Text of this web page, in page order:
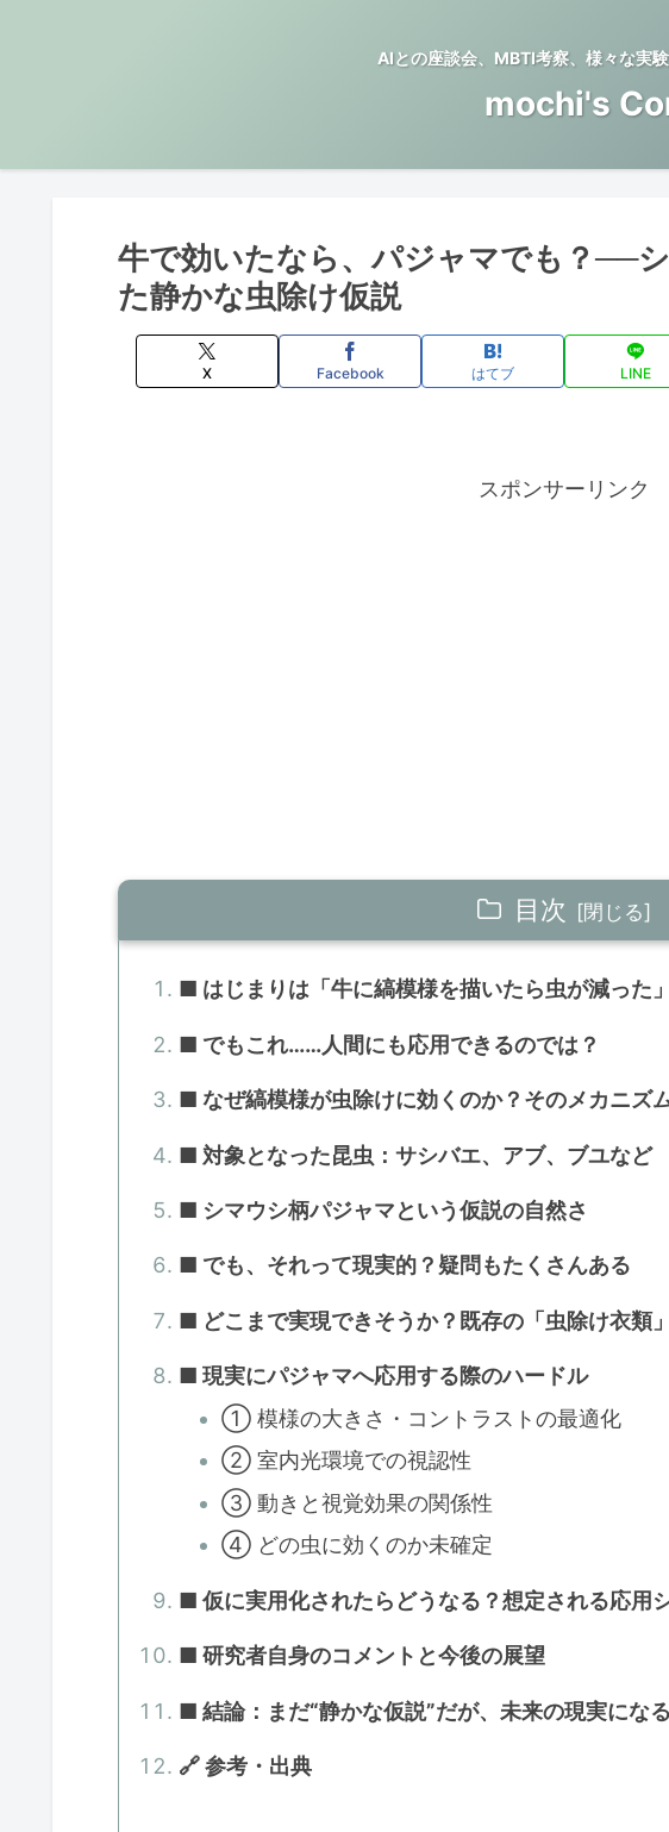
AIとの座談会、MBTI考察、様々な実
mochi's
牛で効いたなら、パジャマでも？──
た静かな虫除け仮説
X Facebook はてブ LINE
スポンサーリンク
目次
■ はじまりは「牛に縞模様を描いたら虫が減った
■ でもこれ……人間にも応用できるのでは？
■ なぜ縞模様が虫除けに効くのか？そのメカニズ
■ 対象となった昆虫：サシバエ、アブ、ブユなど
■ シマウシ柄パジャマという仮説の自然さ
■ でも、それって現実的？疑問もたくさんある
■ どこまで実現できそうか？既存の「虫除け衣類
■ 現実にパジャマへ応用する際のハードル
① 模様の大きさ・コントラストの最適化
② 室内光環境での視認性
③ 動きと視覚効果の関係性
④ どの虫に効くのか未確定
■ 仮に実用化されたらどうなる？想定される応用
■ 研究者自身のコメントと今後の展望
■ 結論：まだ“静かな仮説”だが、未来の現実にな
🔗 参考・出典